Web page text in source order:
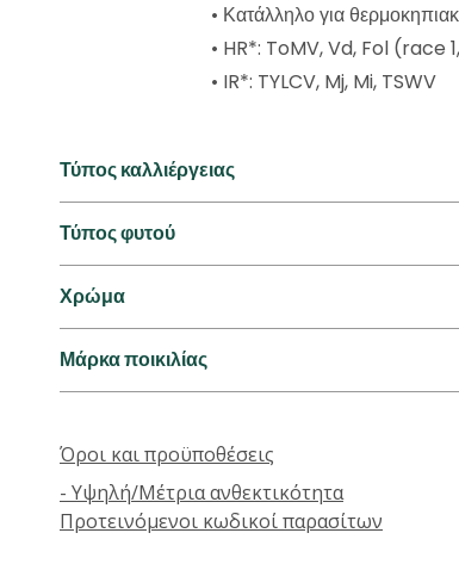
• Κατάλληλο για
• HR*: ToMV, Vd, Fol (race
• IR*: TYLCV, Mj, Mi, TSWV
Τύπος καλλιέργειας
Τύπος φυτού
Χρώμα
Μάρκα ποικιλίας
Όροι και προϋποθέσεις
- Υψηλή/Μέτρια ανθεκτικότητα
Προτεινόμενοι κωδικοί παρασίτων